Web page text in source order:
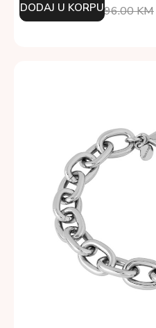
96.00KM
DODAJ U KORPU